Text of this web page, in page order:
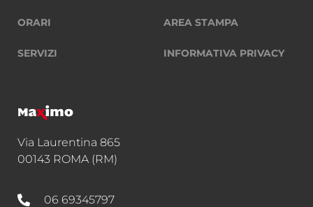
ORARI
SERVIZI
AREA STAMPA
INFORMATIVA PRIVACY
Via Laurentina 865
00143 ROMA (RM)
06 69345797